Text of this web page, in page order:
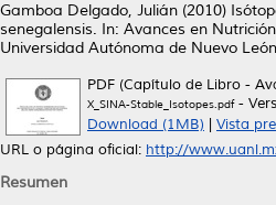
Gamboa Delgado, Julián (2010)
senegalensis. In: Avances en
Universidad Autónoma de Nuevo
PDF (Capítulo de Libro -
X_SINA-Stable_Isotopes.pdf-
Download (1MB)
Vista
URL o página oficial: http://
Resumen